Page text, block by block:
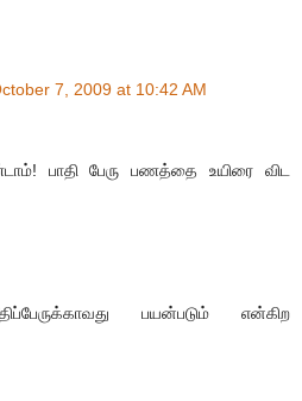
7, 2009 at 10:42 AM
பாதி பேரு பணத்தை உயிரை விட
பயன்படும் என்கிற